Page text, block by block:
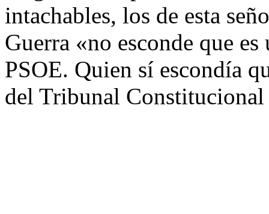
intachables, los de esta
Guerra «no esconde que
PSOE. Quien sí escondía
del Tribunal Constitucional